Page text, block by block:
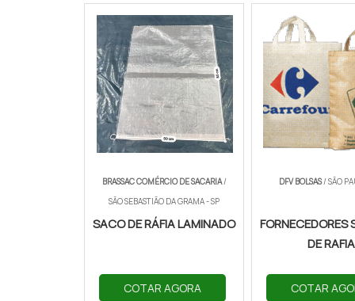
BRASSAC COMÉRCIO DE SACARIA/
SÃO SEBASTIÃO DA GRAMA - SP
SACO DE RÁFIA LAMINADO
COTAR AGORA
DFV BOLSAS/ SÃO
FORNECEDORES
DE RAFIA
COTAR